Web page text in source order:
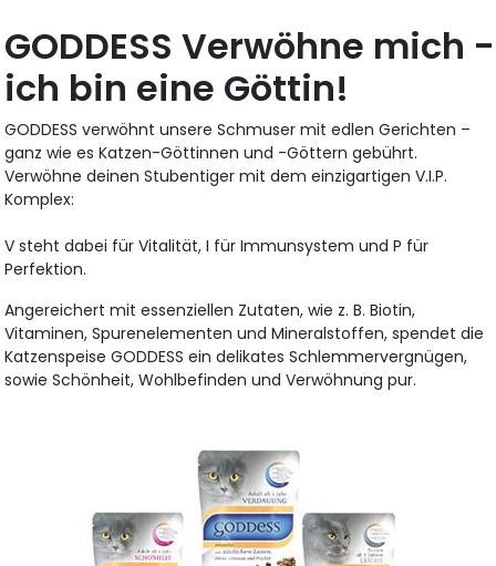
GODDESS Verwöhne mich -
ich bin eine Göttin!
GODDESS verwöhnt unsere Schmuser mit edlen Gerichten –
ganz wie es Katzen-Göttinnen und -Göttern gebührt.
Verwöhne deinen Stubentiger mit dem einzigartigen V.I.P.
Komplex:
V steht dabei für Vitalität, I für Immunsystem und P für
Perfektion.
Angereichert mit essenziellen Zutaten, wie z. B. Biotin,
Vitaminen, Spurenelementen und Mineralstoffen, spendet die
Katzenspeise GODDESS ein delikates Schlemmervergnügen,
sowie Schönheit, Wohlbefinden und Verwöhnung pur.